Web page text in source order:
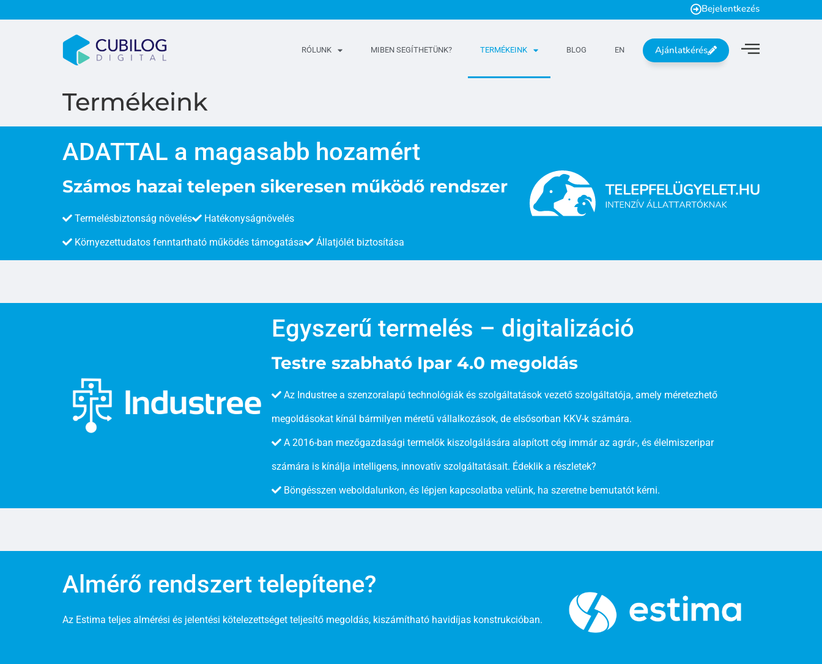
Bejelentkezés
RÓLUNK MIBEN SEGÍTHETÜNK? TERMÉKEINK BLOG EN Ajánlatkérés
Termékeink
ADATTAL a magasabb hozamért
Számos hazai telepen sikeresen működő rendszer
Termelésbiztonság növelés Hatékonyságnövelés
Környezettudatos fenntartható működés támogatása Állatjólét biztosítása
Egyszerű termelés – digitalizáció
Testre szabható Ipar 4.0 megoldás
Az Industree a szenzoralapú technológiák és szolgáltatások vezető szolgáltatója, amely méretezhető
megoldásokat kínál bármilyen méretű vállalkozások, de elsősorban KKV-k számára.
A 2016-ban mezőgazdasági termelők kiszolgálására alapított cég immár az agrár-, és élelmiszeripar
számára is kínálja intelligens, innovatív szolgáltatásait. Édeklik a részletek?
Böngésszen weboldalunkon, és lépjen kapcsolatba velünk, ha szeretne bemutatót kérni.
Almérő rendszert telepítene?
Az Estima teljes almérési és jelentési kötelezettséget teljesítő megoldás, kiszámítható havidíjas konstrukcióban.